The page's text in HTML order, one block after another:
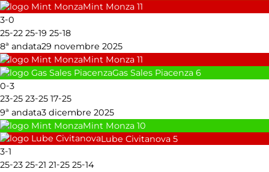
Mint Monza 11
3-0
25-22 25-19 25-18
8ª andata29 novembre 2025
Mint Monza 11
Gas Sales Piacenza 6
0-3
23-25 23-25 17-25
9ª andata3 dicembre 2025
Mint Monza 10
Lube Civitanova 5
3-1
25-23 25-21 21-25 25-14